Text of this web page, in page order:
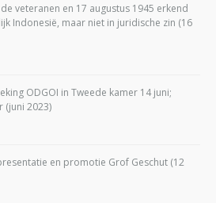
veteranen en 17 augustus 1945 erkend
Indonesië, maar niet in juridische zin (16
ODGOI in Tweede kamer 14 juni;
(juni 2023)
en promotie Grof Geschut (12